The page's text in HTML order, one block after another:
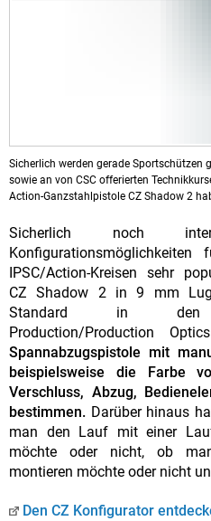
Sicherlich werden gerade Sportschützen
sowie an von CSC offerierten
Action-Ganzstahlpistole CZ Shadow 2
Sicherlich noch
IPSC/Action-Kreisen sehr
CZ Shadow 2 in 9 mm
Standard in den
Production/Production
Spannabzugspistole mit
beispielsweise die Farbe
Verschluss, Abzug,
bestimmen. Darüber hinaus
man den Lauf mit einer
möchte oder nicht, ob
montieren möchte oder nicht
Den CZ Konfigurator